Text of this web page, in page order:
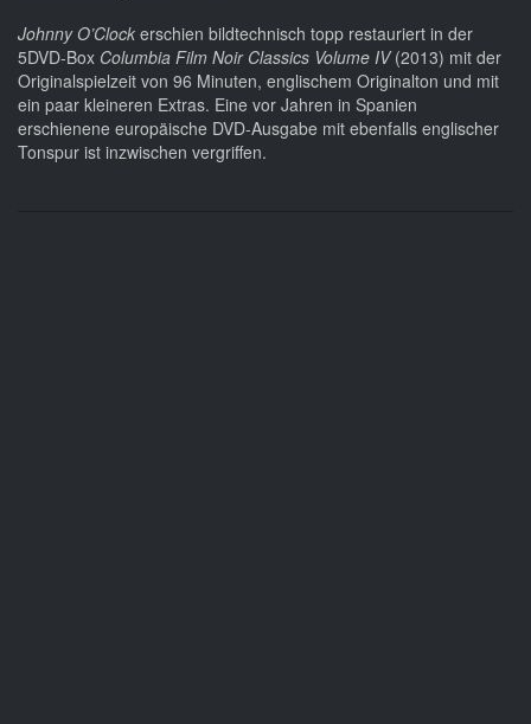
Johnny O’Clock erschien bildtechnisch topp restauriert in der
5DVD-Box Columbia Film Noir Classics Volume IV(2013) mit der
Originalspielzeit von 96 Minuten, englischem Originalton und mit
ein paar kleineren Extras. Eine vor Jahren in Spanien
erschienene europäische DVD-Ausgabe mit ebenfalls englischer
Tonspur ist inzwischen vergriffen.